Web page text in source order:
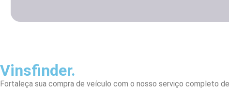
Vinsfinder.
Fortaleça sua compra de veículo com o nosso serviço completo